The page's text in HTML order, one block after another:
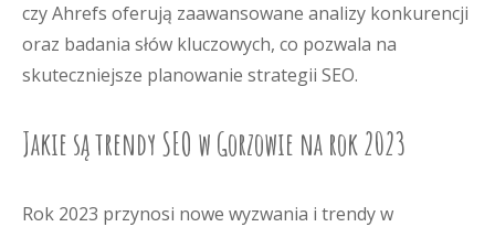
czy Ahrefs oferują zaawansowane analizy konkurencji
oraz badania słów kluczowych, co pozwala na
skuteczniejsze planowanie strategii SEO.
Jakie są trendy SEO w Gorzowie na rok 2023
Rok 2023 przynosi nowe wyzwania i trendy w